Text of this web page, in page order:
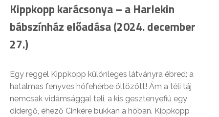
Kippkopp karácsonya – a Harlekin
bábszínház előadása (2024. december
27.)
Egy reggel Kippkopp különleges látványra ébred: a
hatalmas fenyves hófehérbe öltözött! Ám a téli táj
nemcsak vidámsággal teli, a kis gesztenyefiú egy
didergő, éhező Cinkére bukkan a hóban. Kippkopp